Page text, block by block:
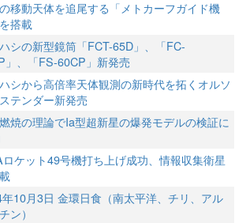
移動天体を追尾する「メトカーフガイド機
搭載
シの新型鏡筒「FCT-65D」、「FC-
」、「FS-60CP」新発売
シから高倍率天体観測の新時代を拓くオルソ
テンダー新発売
焼の理論でIa型超新星の爆発モデルの検証に
ケット49号機打ち上げ成功、情報収集衛星
10月3日 金環日食（南太平洋、チリ、アル
ン）